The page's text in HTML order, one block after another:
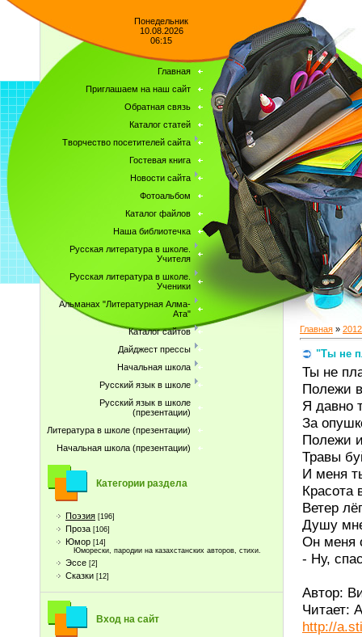
Понедельник
10.08.2026
06:15
Главная
Приглашаем на наш сайт
Обратная связь
Каталог статей
Творчество посетителей сайта
Гостевая книга
Новости сайта
Фотоальбом
Каталог файлов
Наша библиотечка
Русская литература в школе.
Учителя
Русская литература в школе.
Ученики
Альманах "Литературная Алма-
Ата"
Каталог сайтов
Дайджест прессы
Начальная школа
Русский язык в школе
Русский язык в школе
(презентации)
Литература в школе (презентации)
Начальная школа (презентации)
Категории раздела
Поэзия [196]
Проза [106]
Юмор [14]
Юморески, пародии на казахстанских авторов, стихи.
Эссе [2]
Сказки [12]
Вход на сайт
Главная » 2012
"Ты не
Ты не
Полежи
Я давно
За
Полежи
Травы
И меня
Красота
Ветер
Душу
Он меня
- Ну,
Автор:
Читает:
http://